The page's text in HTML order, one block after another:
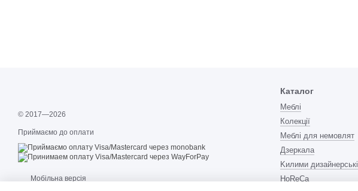
© 2017—2026
Приймаємо до оплати
Мобільна версія
Каталог
Меблі
Колекції
Меблі для немовлят
Дзеркала
Kилими дизайнерські
HoReCa